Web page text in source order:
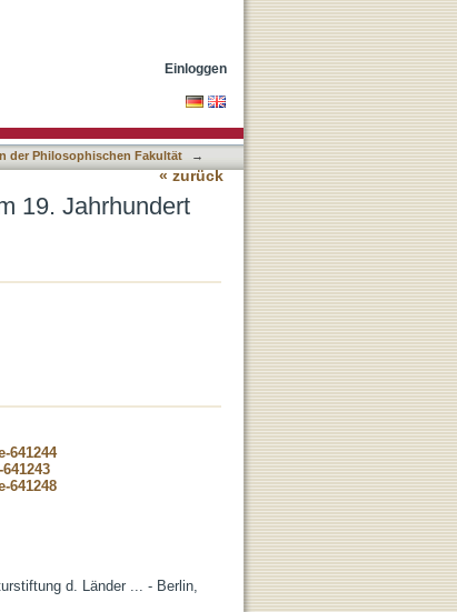
Einloggen
der Philosophischen Fakultät
→
« zurück
19. Jahrhundert
641244
641248
d. Länder ... - Berlin,